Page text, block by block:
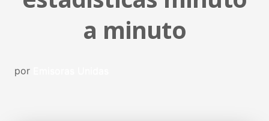
a minuto
por